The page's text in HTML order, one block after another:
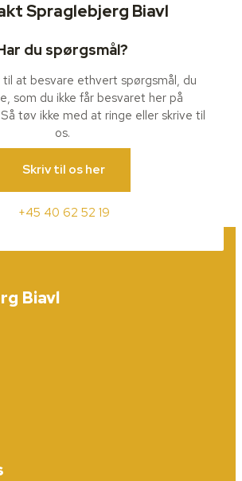
Spraglebjerg Biavl
du spørgsmål?
til at besvare ethvert spørgsmål, du
som du ikke får besvaret her på
tøv ikke med at ringe eller skrive til
os.
Skriv til os her
+45 40 62 52 19
Biavl